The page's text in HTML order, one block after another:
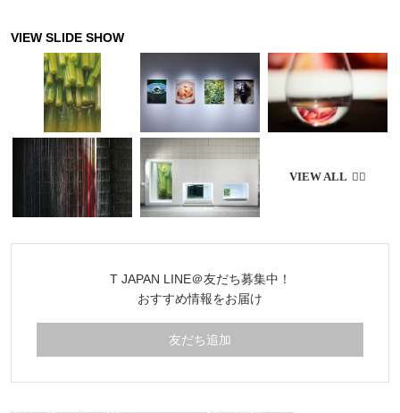
T JAPAN LINE＠友だち募集中！
おすすめ情報をお届け
友だち追加